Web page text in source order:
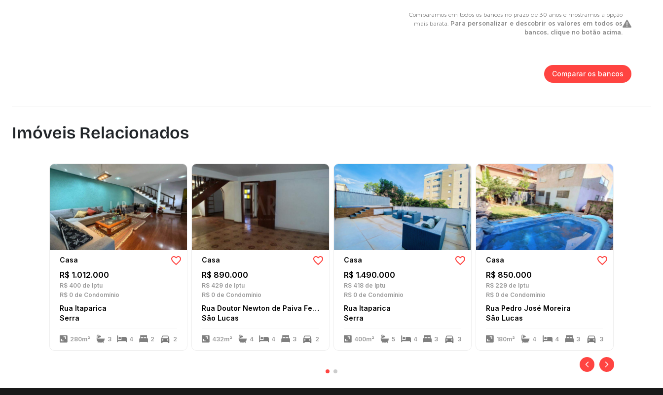
Comparar os bancos
Imóveis Relacionados
Casa
R$ 1.012.000
R$ 400 de Iptu
R$ 0 de Condomínio
Rua Itaparica
Serra
280m² 3 4 2 2
Casa
R$ 890.000
R$ 429 de Iptu
R$ 0 de Condomínio
Rua Doutor Newton de Paiva Ferreira
São Lucas
432m² 4 4 3 2
Casa
R$ 1.490.000
R$ 418 de Iptu
R$ 0 de Condomínio
Rua Itaparica
Serra
400m² 5 4 3 3
Casa
R$ 850.000
R$ 229 de Iptu
R$ 0 de Condomínio
Rua Pedro José Moreira
São Lucas
180m² 4 4 3 3